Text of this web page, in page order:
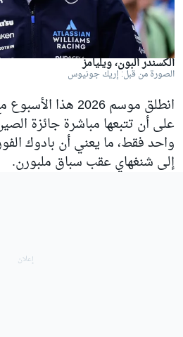
ألكسندر ألبون، ويليامز
الصورة من قبل: إريك جونيوس
انطلق موسم 2026
على أن تتبعها مباشرة جائزة
إلى شنغهاي عقب سباق ملبورن.